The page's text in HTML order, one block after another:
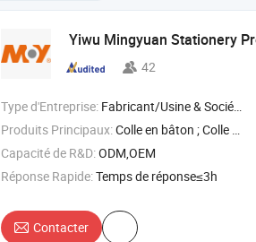
Yiwu Mingyuan Stationery
42
Type d'Entreprise: Fabricant/Usine & Société Commerciale
Produits Principaux:Colle en bâton ; Colle pailletée ; Colle liquide ; Colle blanche
Capacité de R&D:ODM,OEM
Réponse Rapide:Temps de réponse≤3h
Contacter